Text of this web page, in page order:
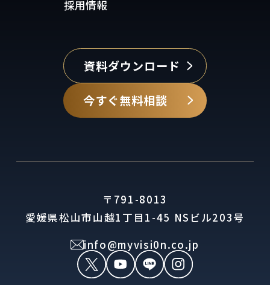
採用情報
資料ダウンロード
今すぐ無料相談
〒791-8013
愛媛県松山市山越1丁目1-45 NSビル203号
info@myvisi0n.co.jp